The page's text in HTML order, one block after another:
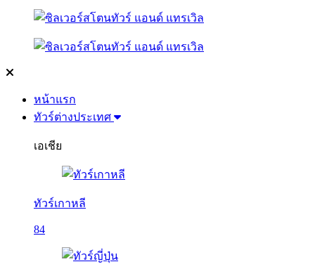
หน้าแรก
ทัวร์ต่างประเทศ
เอเชีย
ทัวร์เกาหลี
84